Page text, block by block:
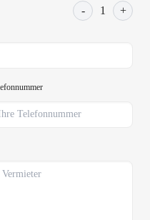
- 1 +